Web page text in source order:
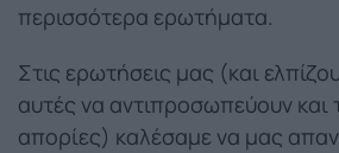
περισσότερα ερωτήματα.
Στις ερωτήσεις μας (και
αυτές να αντιπροσωπεύουν και
απορίες) καλέσαμε να μας